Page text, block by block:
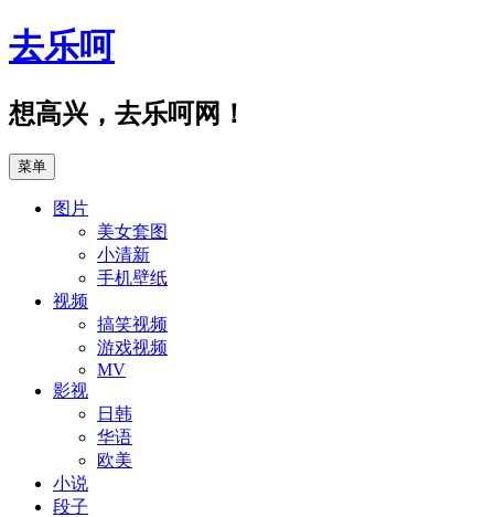
跳
至
文
去乐呵
想高兴，去乐呵网！
菜单
图片
美女套图
小清新
手机壁纸
视频
搞笑视频
游戏视频
MV
影视
日韩
华语
欧美
小说
段子